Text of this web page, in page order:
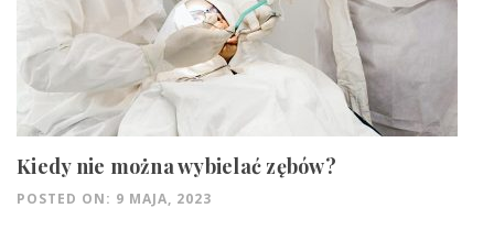
Kiedy nie można wybielać zębów?
POSTED ON: 9 MAJA, 2023